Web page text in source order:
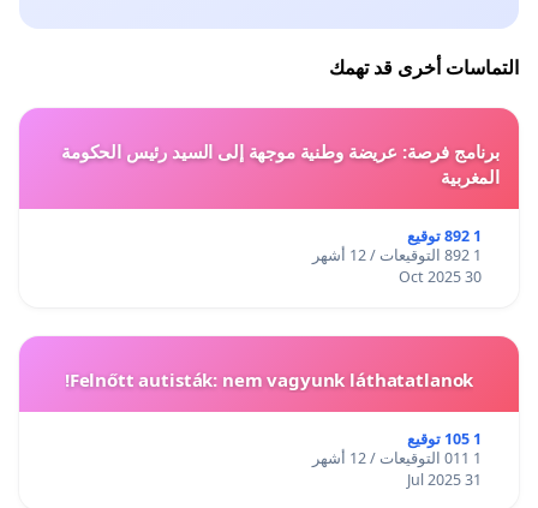
التماسات أخرى قد تهمك
برنامج فرصة: عريضة وطنية موجهة إلى السيد رئيس الحكومة
المغربية
1 892 توقيع
1 892 التوقيعات / 12 أشهر
30 Oct 2025
Felnőtt autisták: nem vagyunk láthatatlanok!
1 105 توقيع
1 011 التوقيعات / 12 أشهر
31 Jul 2025